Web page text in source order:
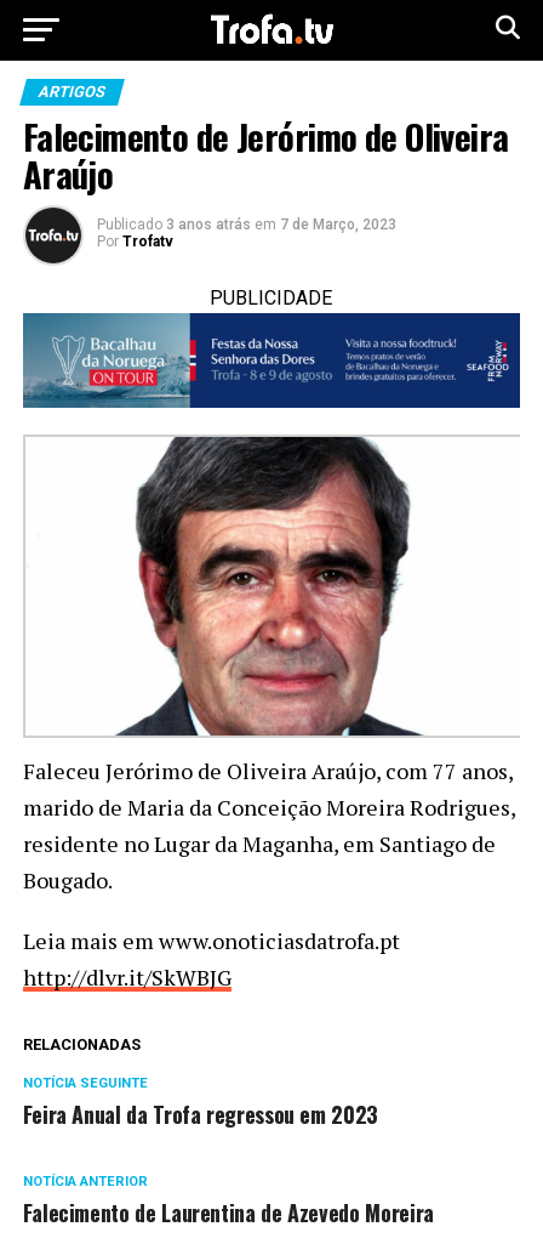
ARTIGOS
Falecimento de Jerórimo de Oliveira
Araújo
Publicado 3 anos atrás em 7 de Março, 2023
Por Trofatv
PUBLICIDADE
Faleceu Jerórimo de Oliveira Araújo, com 77 anos,
marido de Maria da Conceição Moreira Rodrigues,
residente no Lugar da Maganha, em Santiago de
Bougado.
Leia mais em www.onoticiasdatrofa.pt
http://dlvr.it/SkWBJG
RELACIONADAS
NOTÍCIA SEGUINTE
Feira Anual da Trofa regressou em 2023
NOTÍCIA ANTERIOR
Falecimento de Laurentina de Azevedo Moreira